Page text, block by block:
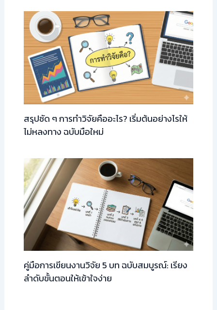
สรุปชัด ๆ การทำวิจัยคืออะไร? เริ่มต้นอย่างไรให้
ไม่หลงทาง ฉบับมือใหม่
คู่มือการเขียนงานวิจัย 5 บท ฉบับสมบูรณ์: เรียง
ลำดับขั้นตอนให้เข้าใจง่าย